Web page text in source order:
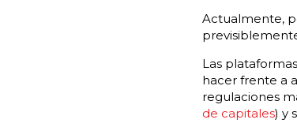
Actualmente,
Las
hacer frente a
regulaciones
de capitales) y